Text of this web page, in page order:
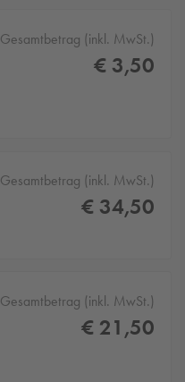
Gesamtbetrag (inkl. MwSt.)
€ 3,50
Gesamtbetrag (inkl. MwSt.)
€ 34,50
Gesamtbetrag (inkl. MwSt.)
€ 21,50